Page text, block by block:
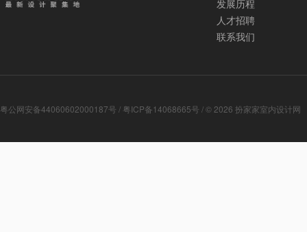
发展历程
人才招聘
联系我们
粤公网安备44060602000187号 / 粤ICP备14068665号 / © 2026 扮家家室内设计网